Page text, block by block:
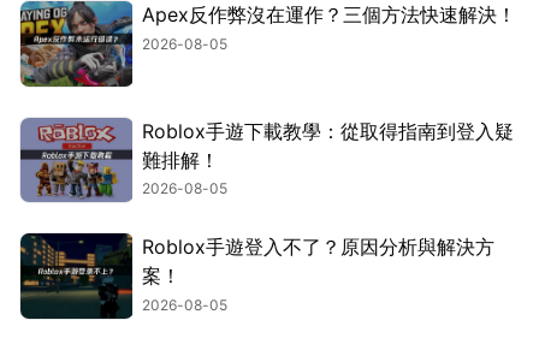
Apex反作弊沒在運作？三個方法快速解決！
2026-08-05
Roblox手遊下載教學：從取得指南到登入疑
難排解！
2026-08-05
Roblox手遊登入不了？原因分析與解決方
案！
2026-08-05